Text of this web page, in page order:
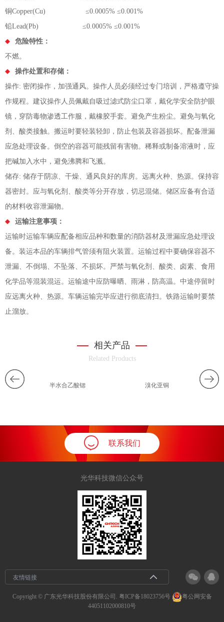
铜Copper(Cu) ≤0.0005% ≤0.001%
铅Lead(Pb) ≤0.0005% ≤0.001%
危险特性：
不燃。
操作处置和存储：
操作: 密闭操作，加强通风。操作人员必须经过专门培训，严格遵守操
作规程。建议操作人员佩戴自吸过滤式防尘口罩，戴化学安全防护眼
镜，穿防毒物渗透工作服，戴橡胶手套。避免产生粉尘。避免与氧化
剂、酸类接触。搬运时要轻装轻卸，防止包装及容器损坏。配备泄漏
应急处理设备。倒空的容器可能残留有害物。稀释或制备溶液时，应
把碱加入水中，避免沸腾和飞溅。
储存: 储存于阴凉、干燥、通风良好的库房。远离火种、热源。保持容
器密封。应与氧化剂、酸类等分开存放，切忌混储。储区应备有合适
的材料收容泄漏物。
运输注意事项：
运输时运输车辆应配备相应品种和数量的消防器材及泄漏应急处理设
备。装运本品的车辆排气管须有阻火装置。运输过程中要确保容器不
泄漏、不倒塌、不坠落、不损坏。严禁与氧化剂、酸类、卤素、食用
化学品等混装混运。运输途中应防曝晒、雨淋，防高温。中途停留时
应远离火种、热源。车辆运输完毕应进行彻底清扫。铁路运输时要禁
止溜放。
相关产品
Related Products
半水合乙酸锶 溴化亚铜
联系我们
光华科技微信公众号
友情链接
Copyright © 广东光华科技股份有限公司. 粤ICP备18023756号
粤公网安备
44051102000810号